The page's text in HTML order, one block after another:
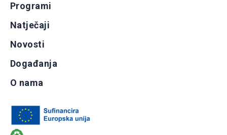
Programi
Natječaji
Novosti
Događanja
O nama